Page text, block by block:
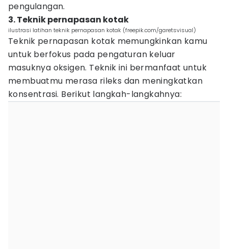
pengulangan.
3. Teknik pernapasan kotak
ilustrasi latihan teknik pernapasan kotak (freepik.com/garetsvisual)
Teknik pernapasan kotak memungkinkan kamu
untuk berfokus pada pengaturan keluar
masuknya oksigen. Teknik ini bermanfaat untuk
membuatmu merasa rileks dan meningkatkan
konsentrasi. Berikut langkah-langkahnya: